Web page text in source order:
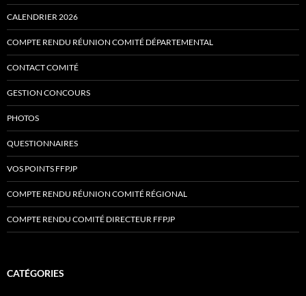
CALENDRIER 2026
COMPTE RENDU RÉUNION COMITÉ DÉPARTEMENTAL
CONTACT COMITÉ
GESTION CONCOURS
PHOTOS
QUESTIONNAIRES
VOS POINTS FFPJP
COMPTE RENDU RÉUNION COMITÉ RÉGIONAL
COMPTE RENDU COMITÉ DIRECTEUR FFPJP
CATÉGORIES